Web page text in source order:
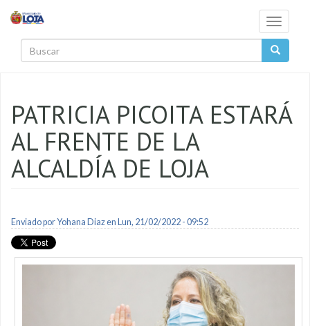
Toggle
PATRICIA PICOITA ESTARÁ
AL FRENTE DE LA
ALCALDÍA DE LOJA
Enviado porYohana Diazen Lun, 21/02/2022 - 09:52